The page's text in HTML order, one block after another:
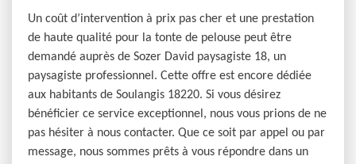
Un coût d’intervention à prix pas cher et une prestation
de haute qualité pour la tonte de pelouse peut être
demandé auprès de Sozer David paysagiste 18, un
paysagiste professionnel. Cette offre est encore dédiée
aux habitants de Soulangis 18220. Si vous désirez
bénéficier ce service exceptionnel, nous vous prions de ne
pas hésiter à nous contacter. Que ce soit par appel ou par
message, nous sommes prêts à vous répondre dans un